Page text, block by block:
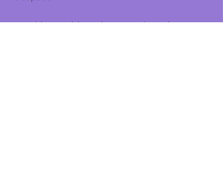
Combinant pédagogie autour du projet